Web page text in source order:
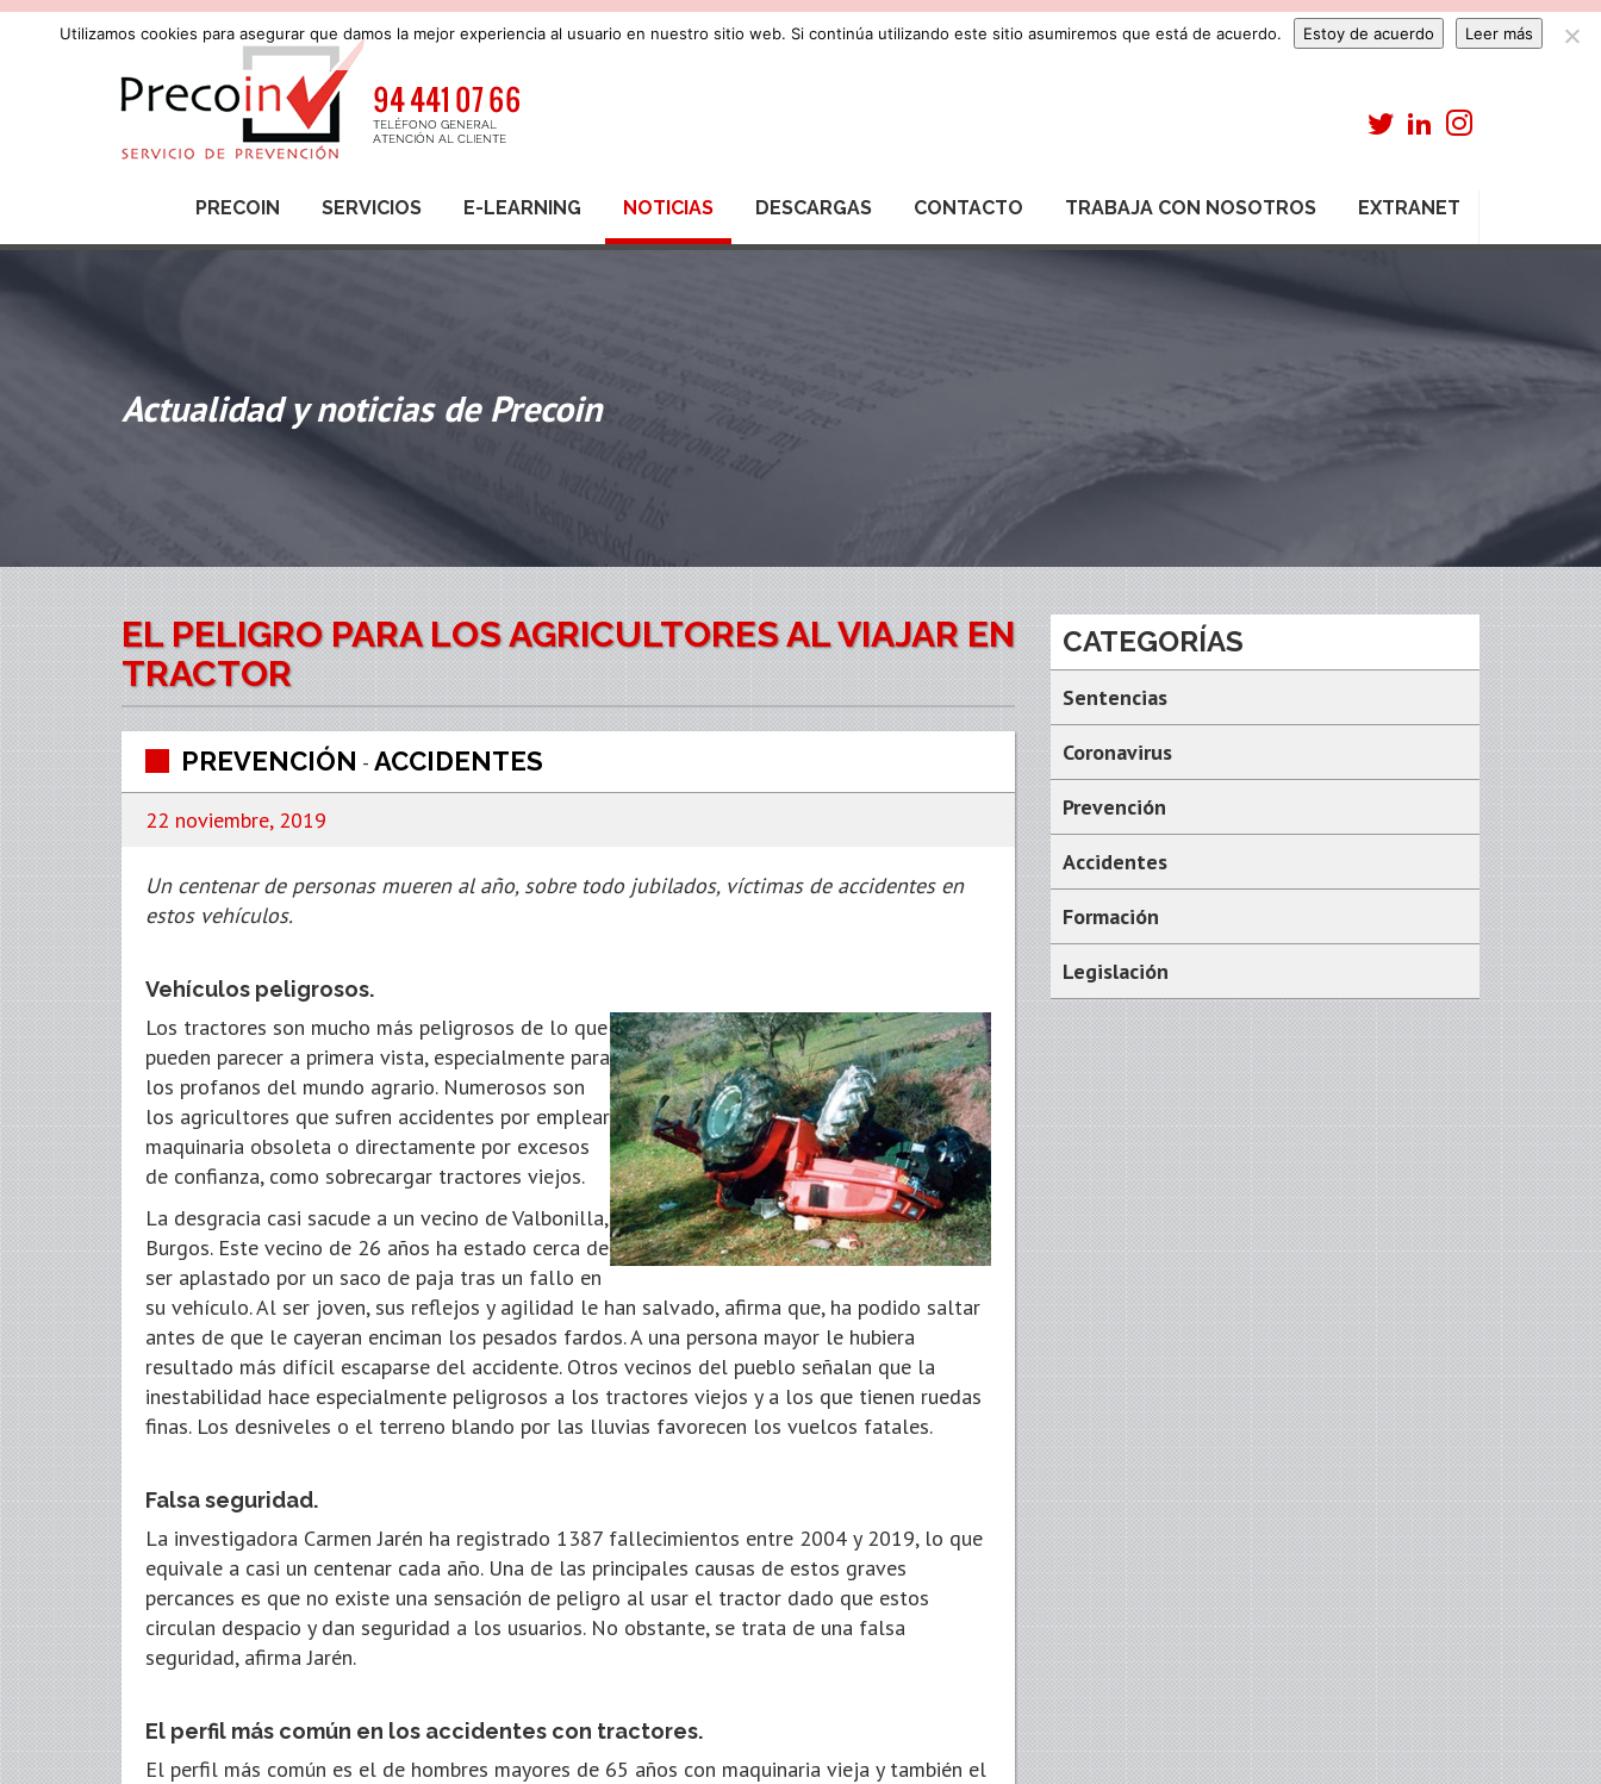
PRECOIN SERVICIOS E-LEARNING NOTICIAS DESCARGAS CONTACTO TRABAJA CON NOSOTROS EXTRANET
Actualidad y noticias de Precoin
EL PELIGRO PARA LOS AGRICULTORES AL VIAJAR EN
TRACTOR
PREVENCIÓN - ACCIDENTES
22 noviembre, 2019
Un centenar de personas mueren al año, sobre todo jubilados, víctimas de accidentes en
estos vehículos.
Vehículos peligrosos.
Los tractores son mucho más peligrosos de lo que
pueden parecer a primera vista, especialmente para
los profanos del mundo agrario. Numerosos son
los agricultores que sufren accidentes por emplear
maquinaria obsoleta o directamente por excesos
de confianza, como sobrecargar tractores viejos.
La desgracia casi sacude a un vecino de Valbonilla,
Burgos. Este vecino de 26 años ha estado cerca de
ser aplastado por un saco de paja tras un fallo en
su vehículo. Al ser joven, sus reflejos y agilidad le han salvado, afirma que, ha podido saltar
antes de que le cayeran enciman los pesados fardos. A una persona mayor le hubiera
resultado más difícil escaparse del accidente. Otros vecinos del pueblo señalan que la
inestabilidad hace especialmente peligrosos a los tractores viejos y a los que tienen ruedas
finas. Los desniveles o el terreno blando por las lluvias favorecen los vuelcos fatales.
Falsa seguridad.
La investigadora Carmen Jarén ha registrado 1387 fallecimientos entre 2004 y 2019, lo que
equivale a casi un centenar cada año. Una de las principales causas de estos graves
percances es que no existe una sensación de peligro al usar el tractor dado que estos
circulan despacio y dan seguridad a los usuarios. No obstante, se trata de una falsa
seguridad, afirma Jarén.
El perfil más común en los accidentes con tractores.
El perfil más común es el de hombres mayores de 65 años con maquinaria vieja y también el
CATEGORÍAS
Sentencias
Coronavirus
Prevención
Accidentes
Formación
Legislación
Utilizamos cookies para asegurar que damos la mejor experiencia al usuario en nuestro sitio web. Si continúa utilizando este sitio asumiremos que está de acuerdo. Estoy de acuerdo Leer más